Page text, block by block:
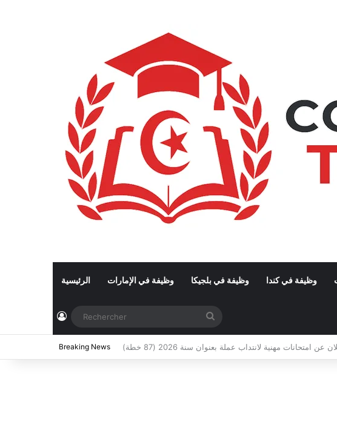
الرئيسية وظيفة في الإمارات وظيفة في بلجيكا وظيفة في كندا
Connexion
Breaking News وعروض الشغل في تونس المفتوحة حاليا : شهر أوت 2026